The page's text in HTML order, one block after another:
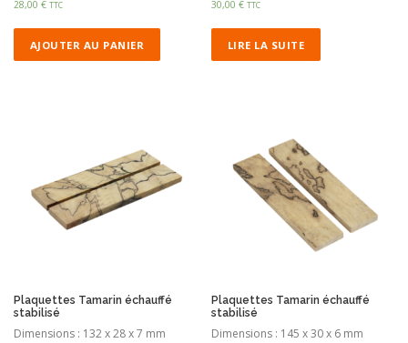
28,00 € TTC
AJOUTER AU PANIER
30,00€ TTC
LIRE LA SUITE
Plaquettes Tamarin échauffé
stabilisé
Dimensions : 132 x 28 x 7 mm
Plaquettes Tamarin échauffé
stabilisé
Dimensions : 145 x 30 x 6 mm